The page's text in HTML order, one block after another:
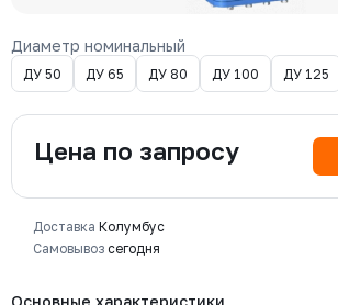
Диаметр номинальный
ДУ 50 ДУ 65 ДУ 80 ДУ 100 ДУ 125
Основные характеристики
Цена по запросу
Доставка Колумбус
Самовывоз сегодня